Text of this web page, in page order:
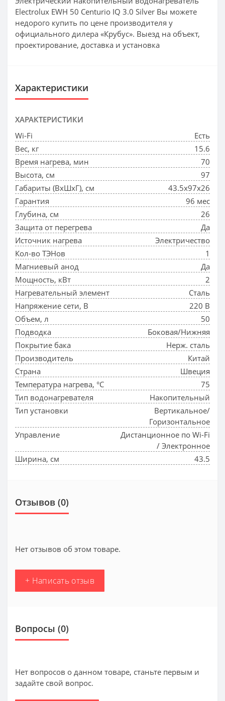
Electrolux EWH 50 Centurio IQ 3.0 Silver Вы можете
недорого купить по цене производителя у
официального дилера «Крубус». Выезд на объект,
проектирование, доставка и установка
Характеристики
ХАРАКТЕРИСТИКИ
Wi-Fi
Есть
Вес, кг
15.6
Время нагрева, мин
70
Высота, см
97
Габариты (ВхШхГ), см
43.5x97x26
Гарантия
96 мес
Глубина, см
26
Защита от перегрева
Да
Источник нагрева
Электричество
Кол-во ТЭНов
1
Магниевый анод
Да
Мощность, кВт
2
Нагревательный элемент
Сталь
Напряжение сети, В
220 В
Объем, л
50
Подводка
Боковая/Нижняя
Покрытие бака
Нерж. сталь
Производитель
Китай
Страна
Швеция
Температура нагрева, °С
75
Тип водонагревателя
Накопительный
Тип установки
Вертикальное/
Горизонтальное
Управление
Дистанционное по Wi-Fi
/ Электронное
Ширина, см
43.5
Отзывов (0)
Нет отзывов об этом товаре.
+ Написать отзыв
Вопросы (0)
Нет вопросов о данном товаре, станьте первым и
задайте свой вопрос.